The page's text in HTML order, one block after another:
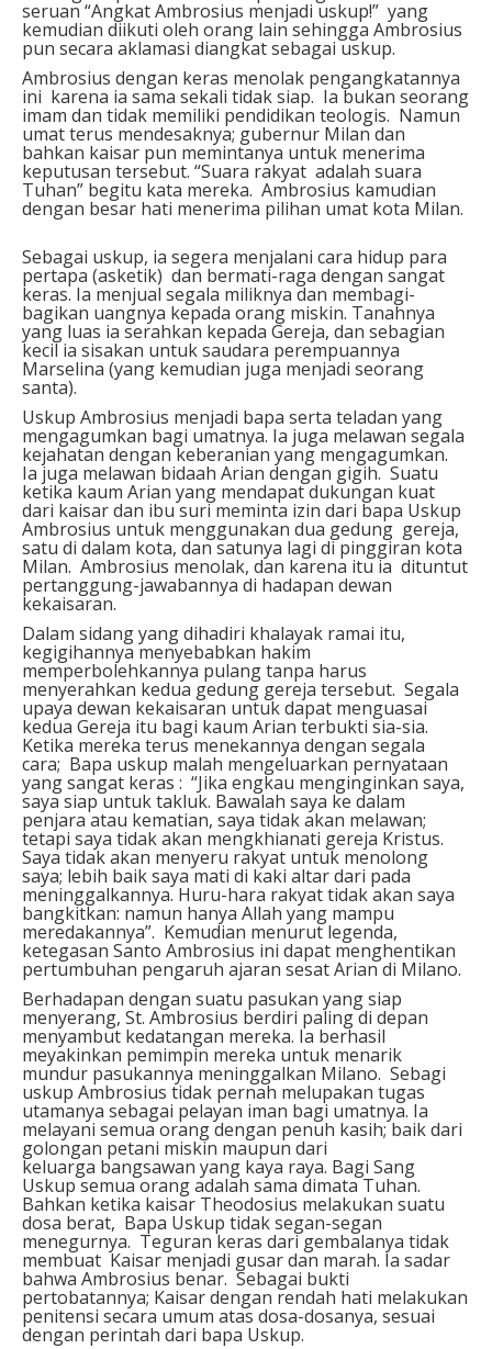
seruan “Angkat Ambrosius menjadi uskup!” yang
kemudian diikuti oleh orang lain sehingga Ambrosius
pun secara aklamasi diangkat sebagai uskup.
Ambrosius dengan keras menolak pengangkatannya
ini karena ia sama sekali tidak siap. Ia bukan seorang
imam dan tidak memiliki pendidikan teologis. Namun
umat terus mendesaknya; gubernur Milan dan
bahkan kaisar pun memintanya untuk menerima
keputusan tersebut. “Suara rakyat adalah suara
Tuhan” begitu kata mereka. Ambrosius kamudian
dengan besar hati menerima pilihan umat kota Milan.
Sebagai uskup, ia segera menjalani cara hidup para
pertapa (asketik) dan bermati-raga dengan sangat
keras. Ia menjual segala miliknya dan membagi-
bagikan uangnya kepada orang miskin. Tanahnya
yang luas ia serahkan kepada Gereja, dan sebagian
kecil ia sisakan untuk saudara perempuannya
Marselina (yang kemudian juga menjadi seorang
santa).
Uskup Ambrosius menjadi bapa serta teladan yang
mengagumkan bagi umatnya. Ia juga melawan segala
kejahatan dengan keberanian yang mengagumkan.
Ia juga melawan bidaah Arian dengan gigih. Suatu
ketika kaum Arian yang mendapat dukungan kuat
dari kaisar dan ibu suri meminta izin dari bapa Uskup
Ambrosius untuk menggunakan dua gedung gereja,
satu di dalam kota, dan satunya lagi di pinggiran kota
Milan. Ambrosius menolak, dan karena itu ia dituntut
pertanggung-jawabannya di hadapan dewan
kekaisaran.
Dalam sidang yang dihadiri khalayak ramai itu,
kegigihannya menyebabkan hakim
memperbolehkannya pulang tanpa harus
menyerahkan kedua gedung gereja tersebut. Segala
upaya dewan kekaisaran untuk dapat menguasai
kedua Gereja itu bagi kaum Arian terbukti sia-sia.
Ketika mereka terus menekannya dengan segala
cara; Bapa uskup malah mengeluarkan pernyataan
yang sangat keras : “Jika engkau menginginkan saya,
saya siap untuk takluk. Bawalah saya ke dalam
penjara atau kematian, saya tidak akan melawan;
tetapi saya tidak akan mengkhianati gereja Kristus.
Saya tidak akan menyeru rakyat untuk menolong
saya; lebih baik saya mati di kaki altar dari pada
meninggalkannya. Huru-hara rakyat tidak akan saya
bangkitkan: namun hanya Allah yang mampu
meredakannya”. Kemudian menurut legenda,
ketegasan Santo Ambrosius ini dapat menghentikan
pertumbuhan pengaruh ajaran sesat Arian di Milano.
Berhadapan dengan suatu pasukan yang siap
menyerang, St. Ambrosius berdiri paling di depan
menyambut kedatangan mereka. Ia berhasil
meyakinkan pemimpin mereka untuk menarik
mundur pasukannya meninggalkan Milano. Sebagi
uskup Ambrosius tidak pernah melupakan tugas
utamanya sebagai pelayan iman bagi umatnya. Ia
melayani semua orang dengan penuh kasih; baik dari
golongan petani miskin maupun dari
keluarga bangsawan yang kaya raya. Bagi Sang
Uskup semua orang adalah sama dimata Tuhan.
Bahkan ketika kaisar Theodosius melakukan suatu
dosa berat, Bapa Uskup tidak segan-segan
menegurnya. Teguran keras dari gembalanya tidak
membuat Kaisar menjadi gusar dan marah. Ia sadar
bahwa Ambrosius benar. Sebagai bukti
pertobatannya; Kaisar dengan rendah hati melakukan
penitensi secara umum atas dosa-dosanya, sesuai
dengan perintah dari bapa Uskup.